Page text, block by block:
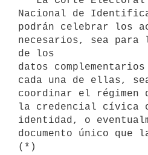
Nacional de
podrán celebrar los
necesarios, sea para
de los
datos
cada una de ellas,
coordinar el régimen
la credencial cívica
identidad, o
documento único que